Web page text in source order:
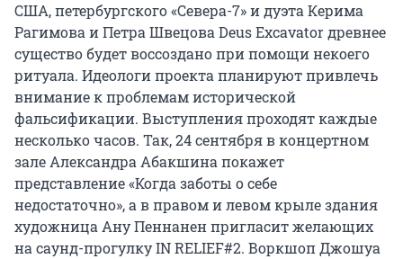
США, петербургского «Севера-7» и дуэта Керима
Рагимова и Петра Швецова Deus Excavator древнее
существо будет воссоздано при помощи некоего
ритуала. Идеологи проекта планируют привлечь
внимание к проблемам исторической
фальсификации. Выступления проходят каждые
несколько часов. Так, 24 сентября в концертном
зале Александра Абакшина покажет
представление «Когда заботы о себе
недостаточно», а в правом и левом крыле здания
художница Ану Пеннанен пригласит желающих
на саунд-прогулку IN RELIEF#2. Воркшоп Джошуа